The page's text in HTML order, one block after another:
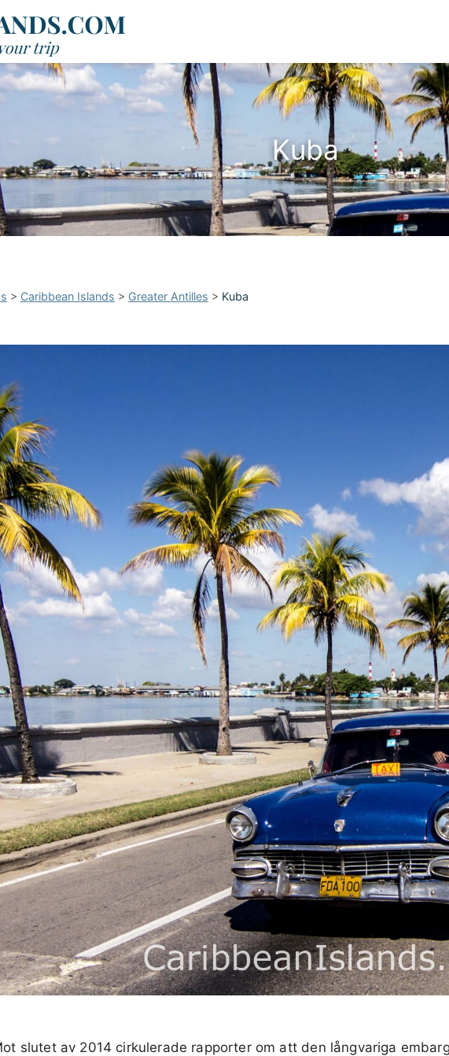
Kuba
> Caribbean Islands > Greater Antilles > Kuba
slutet av 2014 cirkulerade rapporter om att den långvariga